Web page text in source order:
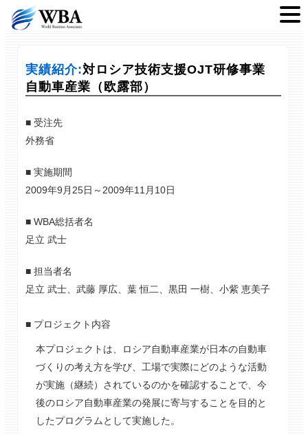
実績紹介:対ロシア技術支援OJT研修事業
自動車産業（欧露部）
■ 受注先
外務省
■ 実施期間
2009年9月25日～2009年11月10日
■ WBA総括者名
足立 武士
■ 担当者名
足立 武士、武藤 厚広、葉 恒二、黒田 一樹、小紫 恵美子
■ プロジェクト内容
本プロジェクトは、ロシア自動車産業が日本の自動車
づくりの考え方を学び、工場で実際にどのような活動
が実施（継続）されているのかを確認することで、今
後のロシア自動車産業の発展に寄与することを目的と
したプログラムとして実施した。